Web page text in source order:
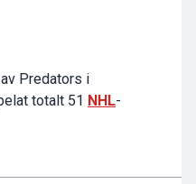
Predators i
totalt 51 NHL-